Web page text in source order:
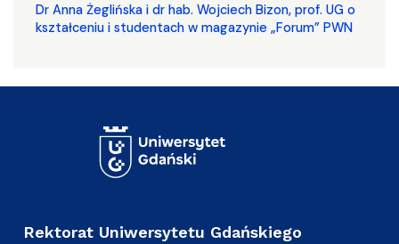
​​​​​​​Dr Anna Żeglińska i dr hab. Wojciech Bizon, prof. UG o
kształceniu i studentach w magazynie „Forum” PWN
Rektorat Uniwersytetu Gdańskiego